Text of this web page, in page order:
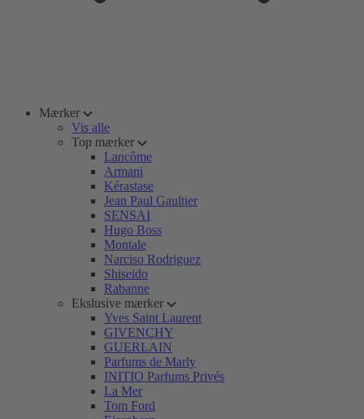
Mærker
Vis alle
Top mærker
Lancôme
Armani
Kérastase
Jean Paul Gaultier
SENSAI
Hugo Boss
Montale
Narciso Rodriguez
Shiseido
Rabanne
Ekslusive mærker
Yves Saint Laurent
GIVENCHY
GUERLAIN
Parfums de Marly
INITIO Parfums Privés
La Mer
Tom Ford